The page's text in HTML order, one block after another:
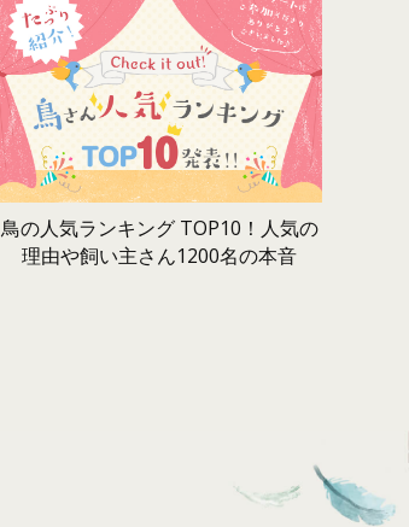
鳥の人気ランキング TOP10！人気の
理由や飼い主さん1200名の本音